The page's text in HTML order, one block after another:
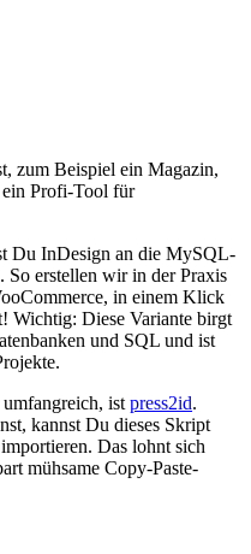
zum Beispiel ein Magazin,
Profi-Tool für
Du InDesign an die MySQL-
So erstellen wir in der Praxis
in einem Klick
Wichtig: Diese Variante birgt
und SQL und ist
istpress2id.
kannst Du dieses Skript
Das lohnt sich
mühsame Copy-Paste-